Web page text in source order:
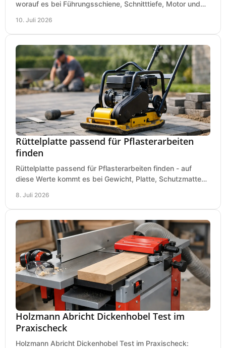
worauf es bei Führungsschiene, Schnitttiefe, Motor und
10. Juli 2026
Rüttelplatte passend für Pflasterarbeiten
finden
Rüttelplatte passend für Pflasterarbeiten finden - auf
diese Werte kommt es bei Gewicht, Platte, Schutzmatte
8. Juli 2026
Holzmann Abricht Dickenhobel Test im
Praxischeck
Holzmann Abricht Dickenhobel Test im Praxischeck: